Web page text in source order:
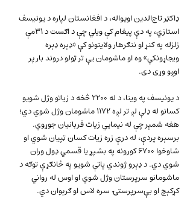
ډاکټر تاج‌الدین اویواله، د افغانستان لپاره د یونیسف
استازي، په دې پیغام کې ویلي چې د اګست د ۳۱مې
زلزله په کنړ او ننګرهار ولایتونو کې «ډېره ډېره
ویجاړونکې» وه او ماشومان یې تر ټولو دروند بار پر
اوږو وړی دی.
د یونیسف په وینا، د له ۲۲۰۰ څخه د زیاتو وژل شویو
کسانو له ډلې لږ تر لږه ۱۱۷۲ ماشومان وژل شوي دي؛
هغه شمېر چې له نیمايي زیات قربانیان جوړوي.
برسېره پردې، له درې زره زیات کسان ټپیان شوي او
شاوخوا ۶۷۰۰ کورونه په بشپړ یا قسمي ډول وران
شوي دي. د ډېرو ژوندي پاتې شویو په ځانګړې توګه د
ماشومانو سرپرستان وژل شوي او اوس له رواني
کړکېچ او بې‌سرپرستۍ سره لاس او ګرېوان دي.